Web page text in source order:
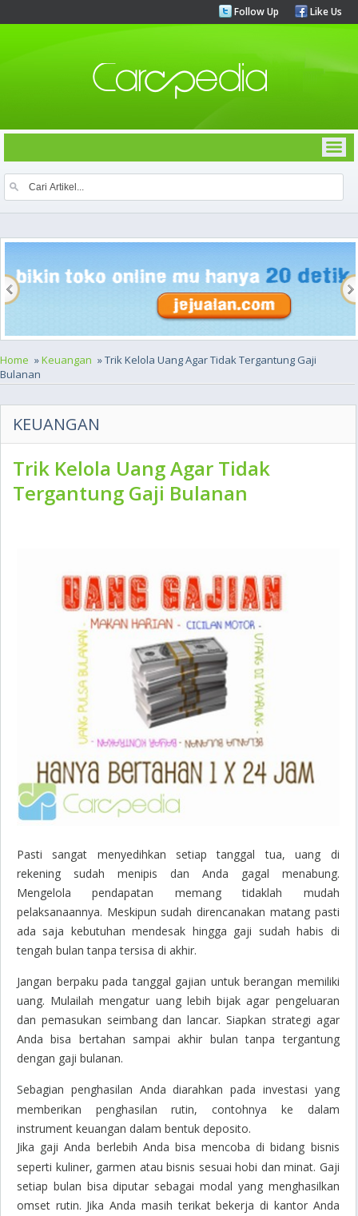
Follow Up Like Us
Home »Keuangan » Trik Kelola Uang Agar Tidak Tergantung Gaji
Bulanan
KEUANGAN
Trik Kelola Uang Agar Tidak
Tergantung Gaji Bulanan
Pasti sangat menyedihkan setiap tanggal tua, uang di
rekening sudah menipis dan Anda gagal menabung.
Mengelola pendapatan memang tidaklah mudah
pelaksanaannya. Meskipun sudah direncanakan matang pasti
ada saja kebutuhan mendesak hingga gaji sudah habis di
tengah bulan tanpa tersisa di akhir.
Jangan berpaku pada tanggal gajian untuk berangan memiliki
uang. Mulailah mengatur uang lebih bijak agar pengeluaran
dan pemasukan seimbang dan lancar. Siapkan strategi agar
Anda bisa bertahan sampai akhir bulan tanpa tergantung
dengan gaji bulanan.
Sebagian penghasilan Anda diarahkan pada investasi yang
memberikan penghasilan rutin, contohnya ke dalam
instrument keuangan dalam bentuk deposito.
Jika gaji Anda berlebih Anda bisa mencoba di bidang bisnis
seperti kuliner, garmen atau bisnis sesuai hobi dan minat. Gaji
setiap bulan bisa diputar sebagai modal yang menghasilkan
omset rutin. Jika Anda masih terikat bekerja di kantor Anda